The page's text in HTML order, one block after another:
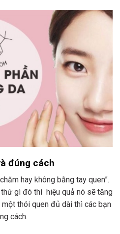
đúng cách
hay không bằng tay quen”.
gì đó thì hiệu quả nó sẽ tăng
một thói quen đủ dài thì các bạn
cách.